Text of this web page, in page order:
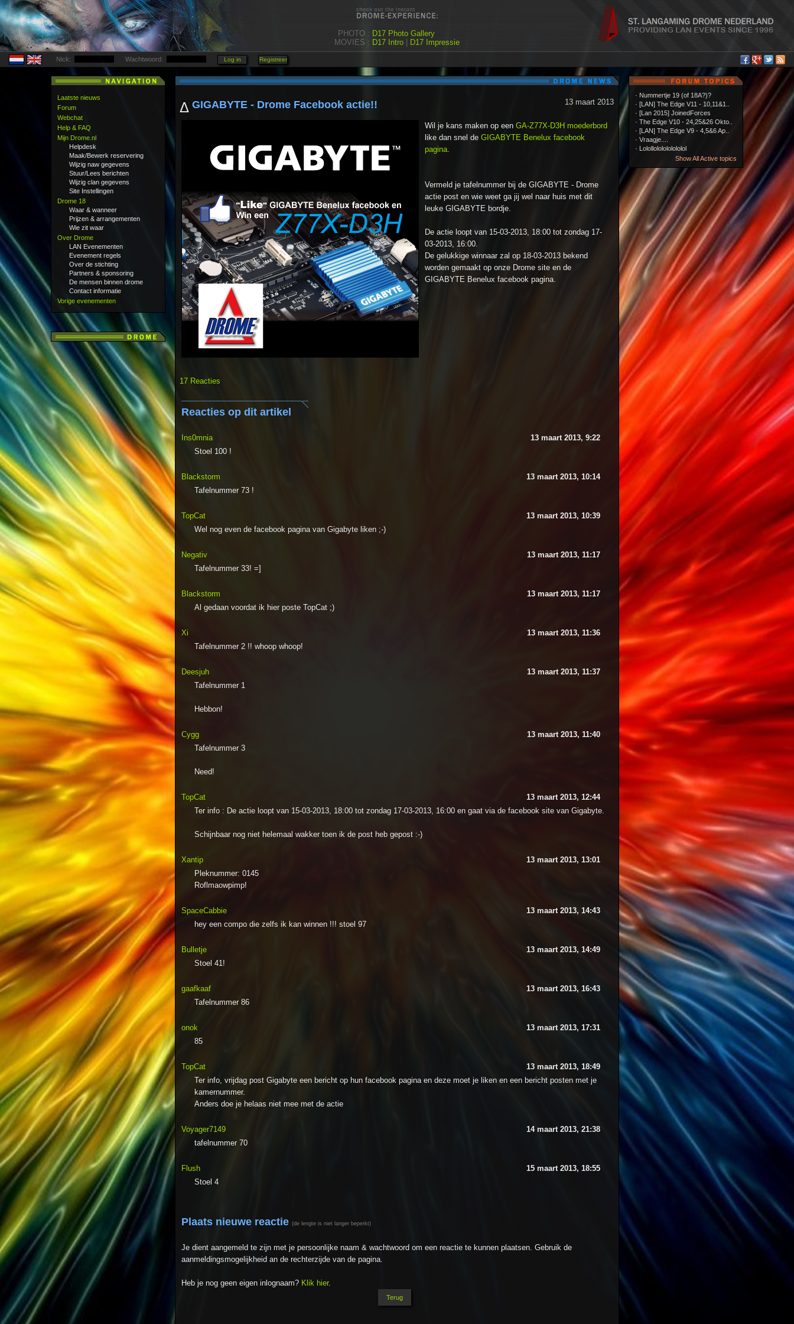
PHOTO : D17 Photo Gallery
MOVIES : D17 Intro D17 Impressie
Nick: Wachtwoord:
Laatste nieuws
Forum
Webchat
Help & FAQ
Mijn Drome.nl
Helpdesk
Maak/Bewerk reservering
Wijzig naw gegevens
Stuur/Lees berichten
Wijzig clan gegevens
Site Instellingen
Drome 18
Waar & wanneer
Prijzen & arrangementen
Wie zit waar
Over Drome
LAN Evenementen
Evenement regels
Over de stichting
Partners & sponsoring
De mensen binnen drome
Contact informatie
Vorige evenementen
· Nummertje 19 (of 18A?)?
· [LAN] The Edge V11 - 10,11&1..
· [Lan 2015] JoinedForces
· The Edge V10 - 24,25&26 Okto..
· [LAN] The Edge V9 - 4,5&6 Ap..
· Vraagje....
· Lolollololololololol
Show All Active topics
Δ GIGABYTE - Drome Facebook actie!! 13 maart 2013
Wil je kans maken op een GA-Z77X-D3H moederbord
like dan snel de GIGABYTE Benelux facebook
pagina.
Vermeld je tafelnummer bij de GIGABYTE - Drome
actie post en wie weet ga jij wel naar huis met dit
leuke GIGABYTE bordje.
De actie loopt van 15-03-2013, 18:00 tot zondag 17-
03-2013, 16:00.
De gelukkige winnaar zal op 18-03-2013 bekend
worden gemaakt op onze Drome site en de
GIGABYTE Benelux facebook pagina.
17 Reacties
Reacties op dit artikel
Ins0mnia
13 maart 2013, 9:22
Stoel 100 !
Blackstorm
13 maart 2013, 10:14
Tafelnummer 73 !
TopCat
13 maart 2013, 10:39
Wel nog even de facebook pagina van Gigabyte liken ;-)
Negativ
13 maart 2013, 11:17
Tafelnummer 33! =]
Blackstorm
13 maart 2013, 11:17
Al gedaan voordat ik hier poste TopCat ;)
Xi
13 maart 2013, 11:36
Tafelnummer 2 !! whoop whoop!
Deesjuh
13 maart 2013, 11:37
Tafelnummer 1
Hebbon!
Cygg
13 maart 2013, 11:40
Tafelnummer 3
Need!
TopCat
13 maart 2013, 12:44
Ter info : De actie loopt van 15-03-2013, 18:00 tot zondag 17-03-2013, 16:00 en gaat via de facebook site van Gigabyte.
Schijnbaar nog niet helemaal wakker toen ik de post heb gepost :-)
Xantip
13 maart 2013, 13:01
Pleknummer: 0145
Roflmaowpimp!
SpaceCabbie
13 maart 2013, 14:43
hey een compo die zelfs ik kan winnen !!! stoel 97
Bulletje
13 maart 2013, 14:49
Stoel 41!
gaafkaaf
13 maart 2013, 16:43
Tafelnummer 86
onok
13 maart 2013, 17:31
85
TopCat
13 maart 2013, 18:49
Ter info, vrijdag post Gigabyte een bericht op hun facebook pagina en deze moet je liken en een bericht posten met je
kamernummer.
Anders doe je helaas niet mee met de actie
Voyager7149
14 maart 2013, 21:38
tafelnummer 70
Flush
15 maart 2013, 18:55
Stoel 4
Plaats nieuwe reactie (de lengte is niet langer beperkt)
Je dient aangemeld te zijn met je persoonlijke naam & wachtwoord om een reactie te kunnen plaatsen. Gebruik de
aanmeldingsmogelijkheid an de rechterzijde van de pagina.
Heb je nog geen eigen inlognaam? Klik hier.